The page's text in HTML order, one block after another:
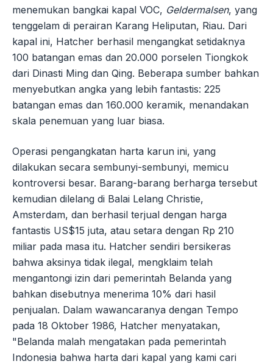
menemukan bangkai kapal VOC, Geldermalsen, yang
tenggelam di perairan Karang Heliputan, Riau. Dari
kapal ini, Hatcher berhasil mengangkat setidaknya
100 batangan emas dan 20.000 porselen Tiongkok
dari Dinasti Ming dan Qing. Beberapa sumber bahkan
menyebutkan angka yang lebih fantastis: 225
batangan emas dan 160.000 keramik, menandakan
skala penemuan yang luar biasa.
Operasi pengangkatan harta karun ini, yang
dilakukan secara sembunyi-sembunyi, memicu
kontroversi besar. Barang-barang berharga tersebut
kemudian dilelang di Balai Lelang Christie,
Amsterdam, dan berhasil terjual dengan harga
fantastis US$15 juta, atau setara dengan Rp 210
miliar pada masa itu. Hatcher sendiri bersikeras
bahwa aksinya tidak ilegal, mengklaim telah
mengantongi izin dari pemerintah Belanda yang
bahkan disebutnya menerima 10% dari hasil
penjualan. Dalam wawancaranya dengan Tempo
pada 18 Oktober 1986, Hatcher menyatakan,
"Belanda malah mengatakan pada pemerintah
Indonesia bahwa harta dari kapal yang kami cari